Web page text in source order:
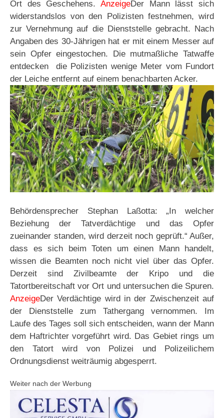
Ort des Geschehens. AnzeigeDer Mann lässt sich
widerstandslos von den Polizisten festnehmen, wird
zur Vernehmung auf die Dienststelle gebracht. Nach
Angaben des 30-Jährigen hat er mit einem Messer auf
sein Opfer eingestochen. Die mutmaßliche Tatwaffe
entdecken die Polizisten wenige Meter vom Fundort
der Leiche entfernt auf einem benachbarten Acker.
Behördensprecher Stephan Laßotta: „In welcher
Beziehung der Tatverdächtige und das Opfer
zueinander standen, wird derzeit noch geprüft.“ Außer,
dass es sich beim Toten um einen Mann handelt,
wissen die Beamten noch nicht viel über das Opfer.
Derzeit sind Zivilbeamte der Kripo und die
Tatortbereitschaft vor Ort und untersuchen die Spuren.
AnzeigeDer Verdächtige wird in der Zwischenzeit auf
der Dienststelle zum Tathergang vernommen. Im
Laufe des Tages soll sich entscheiden, wann der Mann
dem Haftrichter vorgeführt wird. Das Gebiet rings um
den Tatort wird von Polizei und Polizeilichem
Ordnungsdienst weiträumig abgesperrt.
Weiter nach der Werbung